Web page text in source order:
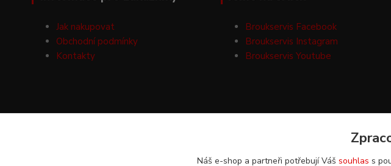
Jak nakupovat
Obchodní podmínky
Kontakty
Broukservis Facebook
Broukservis Instagram
Broukservis Youtube
Náš e-shop a partneři potřebují Váš souhlas s